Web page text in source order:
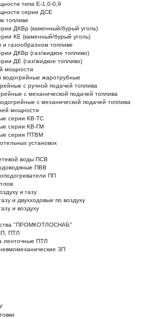
типа Е-1,0-0,9
серии ДСЕ
топливе
ДКВр (каменный/бурый уголь)
КЕ (каменный/бурый уголь)
газообразном топливе
ДКВр (газ/жидкое топливо)
ДЕ (газ/жидкое топливо)
мощности
водогрейные жаротрубные
с ручной подачей топлива
с механической подачей топлива
с механической подачей топлива
мощности
серии КВ-ТС
серии КВ-ГМ
серии ПТВМ
установок
воды ПСВ
ПВВ
ПП
и газу
и двухходовые по воздуху
и воздуху
"ПРОМКОТЛОСНАБ"
ПТЛ
ленточные ПТЛ
ЗП